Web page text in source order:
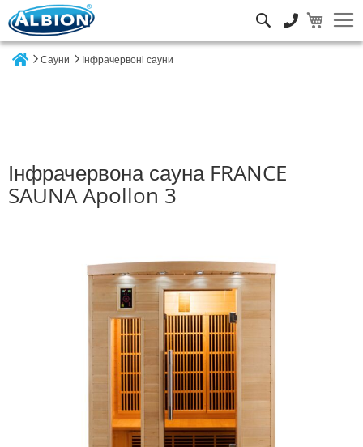
Сауни Інфрачервоні сауни
Інфрачервона сауна FRANCE
SAUNA Apollon 3